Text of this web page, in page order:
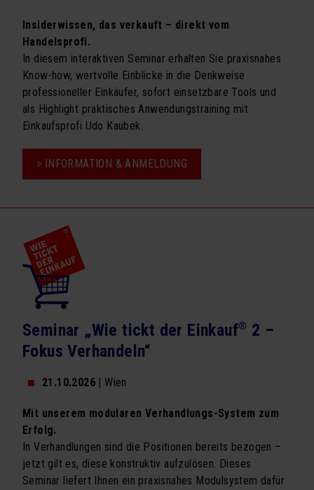
Insiderwissen, das verkauft – direkt vom
Handelsprofi.
In diesem interaktiven Seminar erhalten Sie praxisnahes
Know-how, wertvolle Einblicke in die Denkweise
professioneller Einkäufer, sofort einsetzbare Tools und
als Highlight praktisches Anwendungstraining mit
Einkaufsprofi Udo Kaubek.
> INFORMATION & ANMELDUNG
Seminar „Wie tickt der Einkauf® 2 –
Fokus Verhandeln“
21.10.2026 | Wien
Mit unserem modularen Verhandlungs-System zum
Erfolg.
In Verhandlungen sind die Positionen bereits bezogen –
jetzt gilt es, diese konstruktiv aufzulösen. Dieses
Seminar liefert Ihnen ein praxisnahes Modulsystem dafür